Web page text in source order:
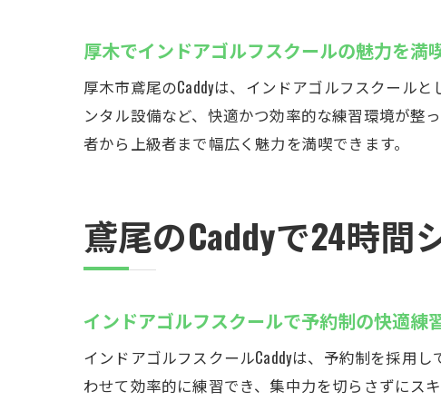
厚木でインドアゴルフスクールの魅力を満
厚木市鳶尾のCaddyは、インドアゴルフスクール
ンタル設備など、快適かつ効率的な練習環境が整
者から上級者まで幅広く魅力を満喫できます。
鳶尾のCaddyで24時間
インドアゴルフスクールで予約制の快適練
インドアゴルフスクールCaddyは、予約制を採用
わせて効率的に練習でき、集中力を切らさずにス